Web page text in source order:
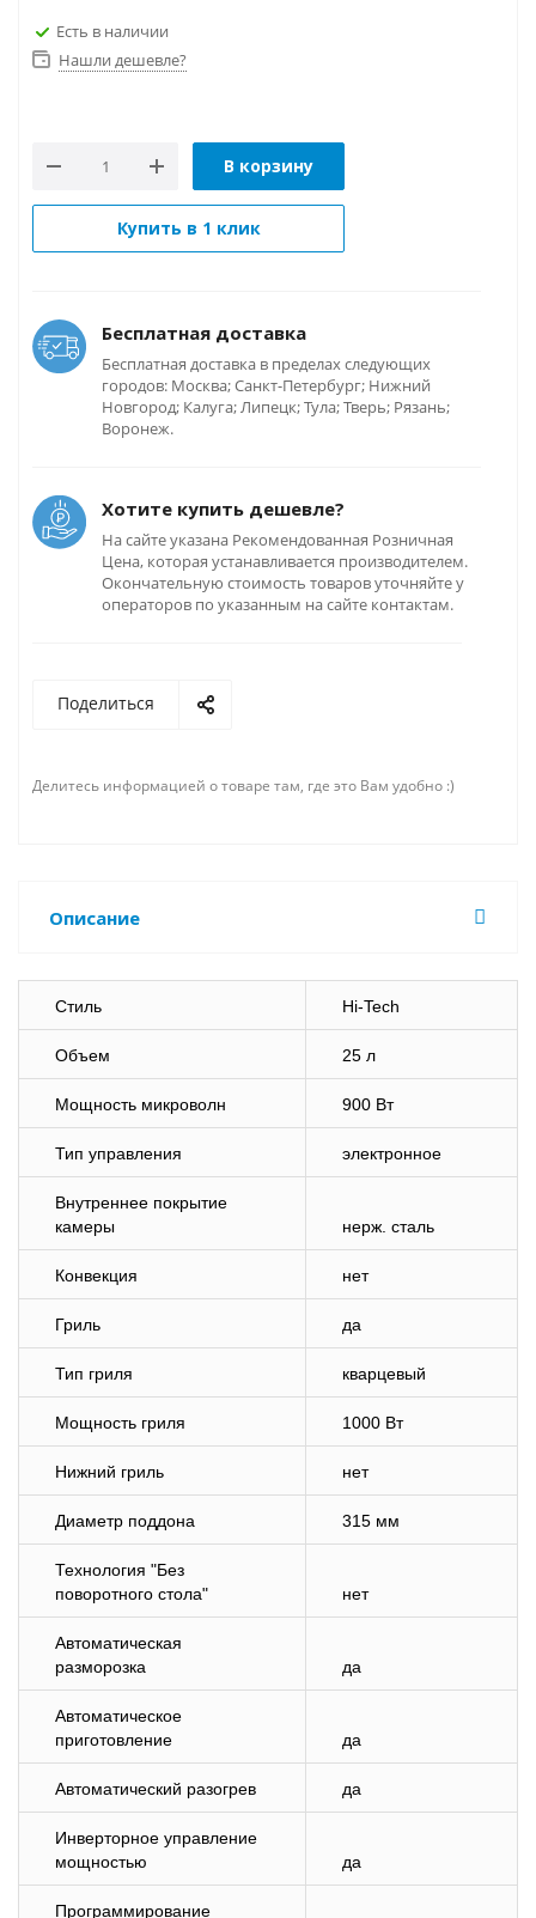
Есть в наличии
Нашли дешевле?
В корзину
Купить в 1 клик
Бесплатная доставка
Бесплатная доставка в пределах следующих
городов: Москва; Санкт-Петербург; Нижний
Новгород; Калуга; Липецк; Тула; Тверь; Рязань;
Воронеж.
Хотите купить дешевле?
На сайте указана Рекомендованная Розничная
Цена, которая устанавливается производителем.
Окончательную стоимость товаров уточняйте у
операторов по указанным на сайте контактам.
Поделиться
Делитесь информацией о товаре там, где это Вам удобно :)
Описание
Стиль Hi-Tech
Объем 25 л
Мощность микроволн 900 Вт
Тип управления электронное
Внутреннее покрытие
камеры
нерж. сталь
Конвекция нет
Гриль да
Тип гриля кварцевый
Мощность гриля 1000 Вт
Нижний гриль нет
Диаметр поддона 315 мм
Технология "Без
поворотного стола"
нет
Автоматическая
разморозка
да
Автоматическое
приготовление
да
Автоматический разогрев да
Инверторное управление
мощностью
да
Программирование